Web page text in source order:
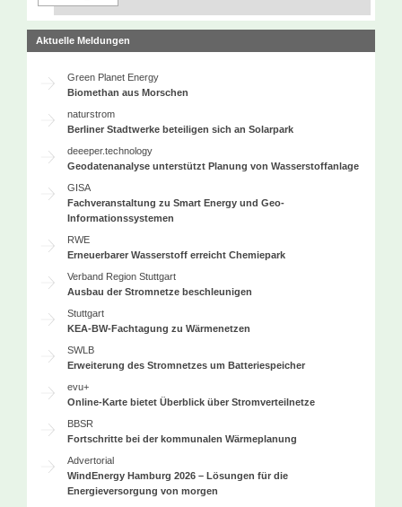
Aktuelle Meldungen
Green Planet Energy
Biomethan aus Morschen
naturstrom
Berliner Stadtwerke beteiligen sich an Solarpark
deeeper.technology
Geodatenanalyse unterstützt Planung von Wasserstoffanlage
GISA
Fachveranstaltung zu Smart Energy und Geo-
Informationssystemen
RWE
Erneuerbarer Wasserstoff erreicht Chemiepark
Verband Region Stuttgart
Ausbau der Stromnetze beschleunigen
Stuttgart
KEA-BW-Fachtagung zu Wärmenetzen
SWLB
Erweiterung des Stromnetzes um Batteriespeicher
evu+
Online-Karte bietet Überblick über Stromverteilnetze
BBSR
Fortschritte bei der kommunalen Wärmeplanung
Advertorial
WindEnergy Hamburg 2026 – Lösungen für die
Energieversorgung von morgen